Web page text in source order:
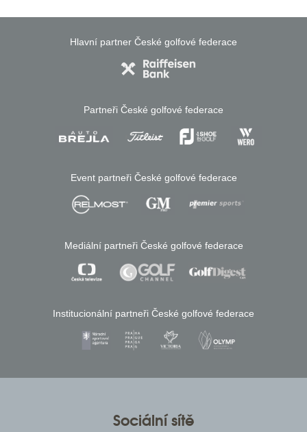
Hlavní partner České golfové federace
Partneři České golfové federace
Event partneři České golfové federace
Mediální partneři České golfové federace
Institucionální partneři České golfové federace
Sociální sítě